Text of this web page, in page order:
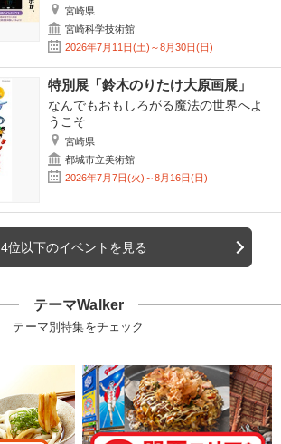
宮崎県
宮崎科学技術館
2026年7月11日(土)～8月30日(日)
特別展「鈴木のりたけ大原画展」
なんでもおもしろがる魔法の世界へよ
うこそ
宮崎県
都城市立美術館
2026年7月7日(火)～8月16日(日)
4位以下のイベントを見る
テーマWalker
テーマ別特集をチェック